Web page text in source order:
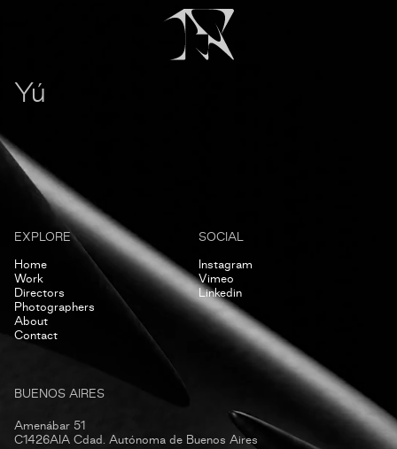
Yú
EXPLORE
Home
Work
Directors
Photographers
About
Contact
SOCIAL
Instagram
Vimeo
Linkedin
BUENOS AIRES
Amenábar 51
C1426AIA Cdad. Autónoma de Buenos Aires